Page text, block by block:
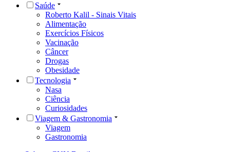
Saúde
Roberto Kalil - Sinais Vitais
Alimentação
Exercícios Físicos
Vacinação
Câncer
Drogas
Obesidade
Tecnologia
Nasa
Ciência
Curiosidades
Viagem & Gastronomia
Viagem
Gastronomia